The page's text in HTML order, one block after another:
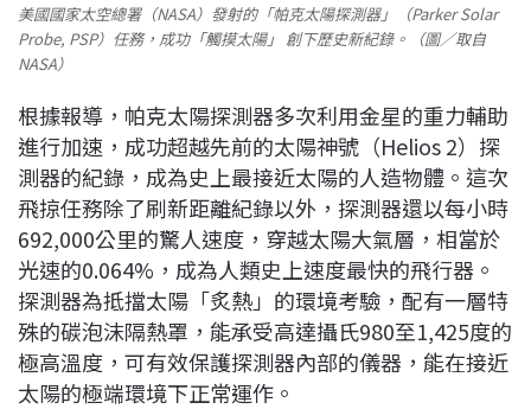
美國國家太空總署（NASA）發射的「帕克太陽探測器」（Parker Solar
Probe, PSP）任務，成功「觸摸太陽」 創下歷史新紀錄。（圖／取自
NASA）
根據報導，帕克太陽探測器多次利用金星的重力輔助
進行加速，成功超越先前的太陽神號（Helios 2）探
測器的紀錄，成為史上最接近太陽的人造物體。這次
飛掠任務除了刷新距離紀錄以外，探測器還以每小時
692,000公里的驚人速度，穿越太陽大氣層，相當於
光速的0.064%，成為人類史上速度最快的飛行器。
探測器為抵擋太陽「炙熱」的環境考驗，配有一層特
殊的碳泡沫隔熱罩，能承受高達攝氏980至1,425度的
極高溫度，可有效保護探測器內部的儀器，能在接近
太陽的極端環境下正常運作。